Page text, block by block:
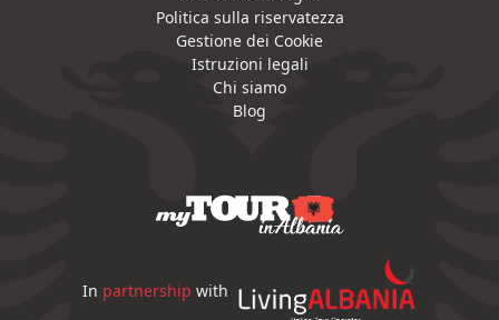
Politica sulla riservatezza
Gestione dei Cookie
Istruzioni legali
Chi siamo
Blog
In partnership with